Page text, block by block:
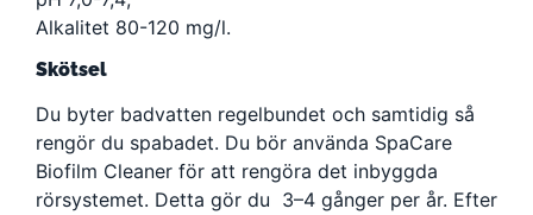
Alkalitet 80-120 mg/l.
Skötsel
Du byter badvatten regelbundet och samtidig så
rengör du spabadet. Du bör använda SpaCare
Biofilm Cleaner för att rengöra det inbyggda
rörsystemet. Detta gör du 3–4 gånger per år. Efter